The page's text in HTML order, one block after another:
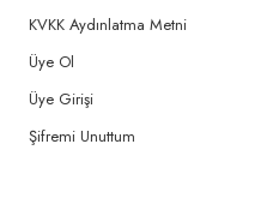
KVKK Aydınlatma Metni
Üye Ol
Üye Girişi
Şifremi Unuttum